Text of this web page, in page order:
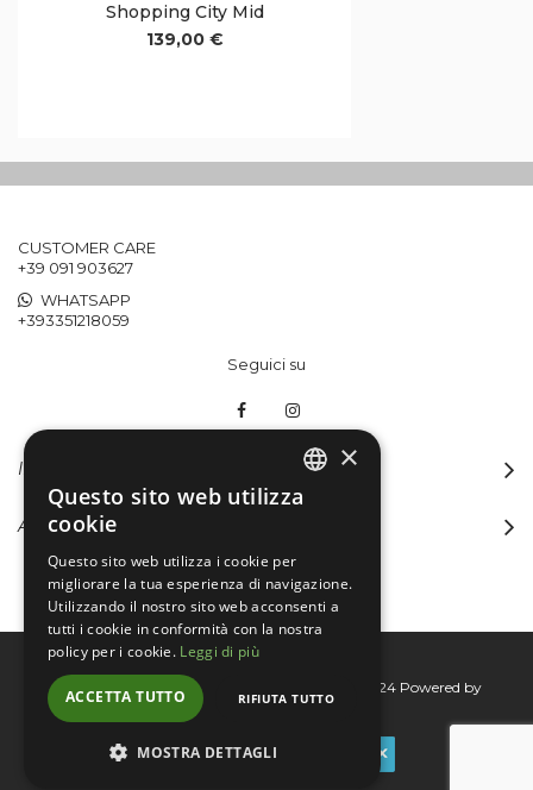
Shopping City Mid
139,00 €
CUSTOMER CARE
+39 091 903627
WHATSAPP
+393351218059
Seguici su
INFORMAZIONI
ACCOUNT
Bertini group srl © 2015-2026 - P.I. 06076830824 Powered by
Connecta
×
Questo sito web utilizza
cookie
Questo sito web utilizza i cookie per
migliorare la tua esperienza di navigazione.
Utilizzando il nostro sito web acconsenti a
tutti i cookie in conformità con la nostra
policy per i cookie. Leggi di più
ACCETTA TUTTO RIFIUTA TUTTO
MOSTRA DETTAGLI